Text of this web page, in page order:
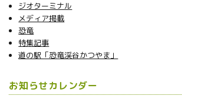
ジオターミナル
メディア掲載
恐竜
特集記事
道の駅「恐竜渓谷かつやま」
お知らせカレンダー